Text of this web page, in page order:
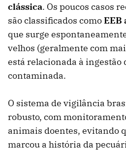
clássica. Os poucos casos
são classificados comoEEB
que surge
velhos (geralmente com
está relacionada à ingestão
contaminada.
O sistema de vigilância
robusto, com
animais doentes, evitando
marcou a história da